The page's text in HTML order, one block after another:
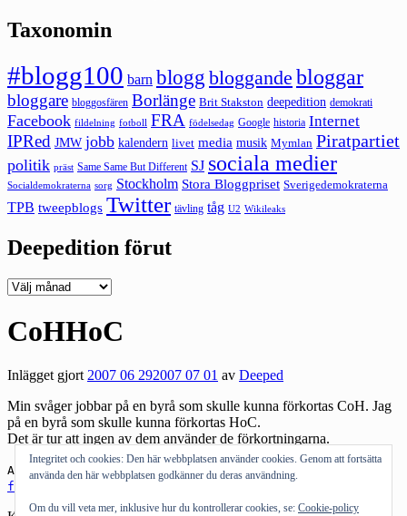
Taxonomin
#blogg100 barn blogg bloggande bloggar
bloggare bloggosfären Borlänge Brit Stakston deepedition demokrati
Facebook fildelning fotboll FRA födelsedag Google historia Internet
IPRed JMW jobb kalendern livet media musik Mymlan Piratpartiet
politik präst Same Same But Different SJ sociala medier
Socialdemokraterna sorg Stockholm Stora Bloggpriset Sverigedemokraterna
TPB tweepblogs Twitter tävling tåg U2 Wikileaks
Deepedition förut
Deepedition
CoHHoC
Inlägget gjort2007 06 292007 07 01 av Deeped
Min svåger jobbar på en byrå som skulle kunna förkortas CoH. Jag
på en byrå som skulle kunna förkortas HoC.
Det är tur att ingen av dem använder de förkortningarna.
Andra om:svåger,Care of Haus,Heimer & Company
förkortningar
Integritet och cookies: Den här webbplatsen använder cookies. Genom att fortsätta
använda den här webbplatsen godkänner du deras användning.
Om du vill veta mer, inklusive hur du kontrollerar cookies, se: Cookie-policy